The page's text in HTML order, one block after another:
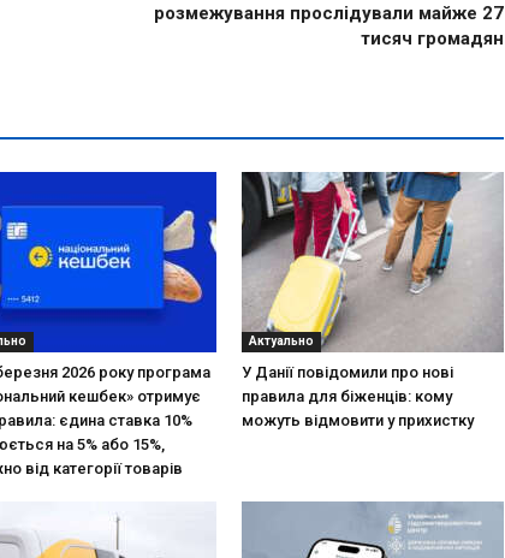
розмежування прослідували майже 27
тисяч громадян
2026 року програма
кешбек» отримує
єдина ставка 10%
на 5% або 15%,
від категорії товарів
Актуально
У Данії повідомили про нові
правила для біженців: кому
можуть відмовити у прихистку